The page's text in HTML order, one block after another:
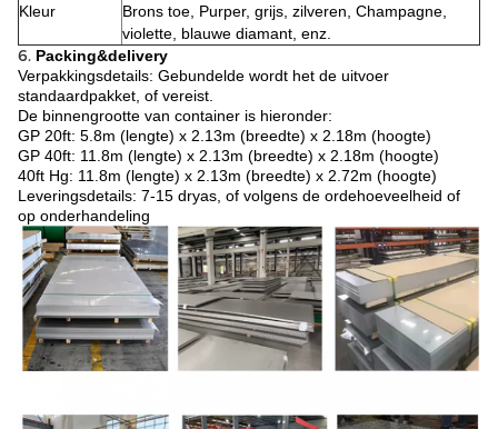
Kleur
Brons toe, Purper, grijs, zilveren, Champagne,
violette, blauwe diamant, enz.
6. Packing&delivery
Verpakkingsdetails: Gebundelde wordt het de uitvoer
standaardpakket, of vereist.
De binnengrootte van container is hieronder:
GP 20ft: 5.8m (lengte) x 2.13m (breedte) x 2.18m (hoogte)
GP 40ft: 11.8m (lengte) x 2.13m (breedte) x 2.18m (hoogte)
40ft Hg: 11.8m (lengte) x 2.13m (breedte) x 2.72m (hoogte)
Leveringsdetails: 7-15 dryas, of volgens de ordehoeveelheid of
op onderhandeling